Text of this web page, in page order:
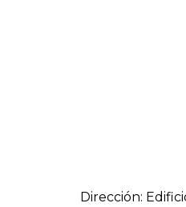
Dirección: